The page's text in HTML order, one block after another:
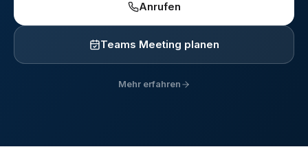
Anrufen
Teams Meeting planen
Mehr erfahren